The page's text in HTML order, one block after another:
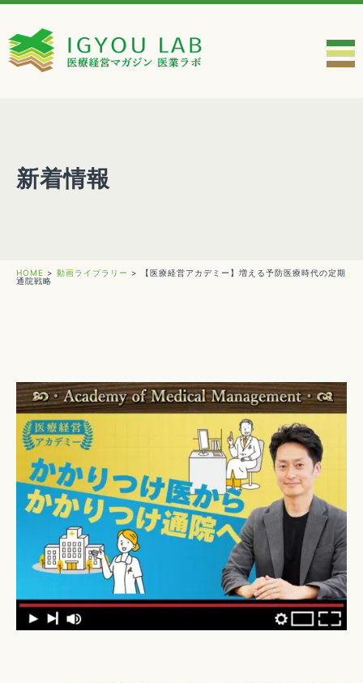
新着情報
HOME > 動画ライブラリー >
【医療経営アカデミー】増える予防医療時代の定期
通院戦略